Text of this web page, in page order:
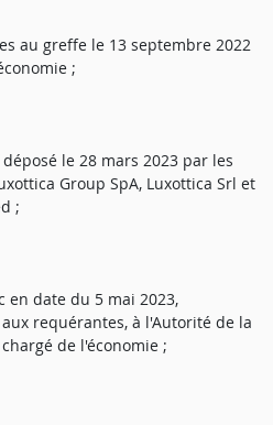
au greffe le 13 septembre 2022
;
le 28 mars 2023 par les
Group SpA, Luxottica Srl et
;
en date du 5 mai 2023,
requérantes, à l'Autorité de la
de l'économie ;